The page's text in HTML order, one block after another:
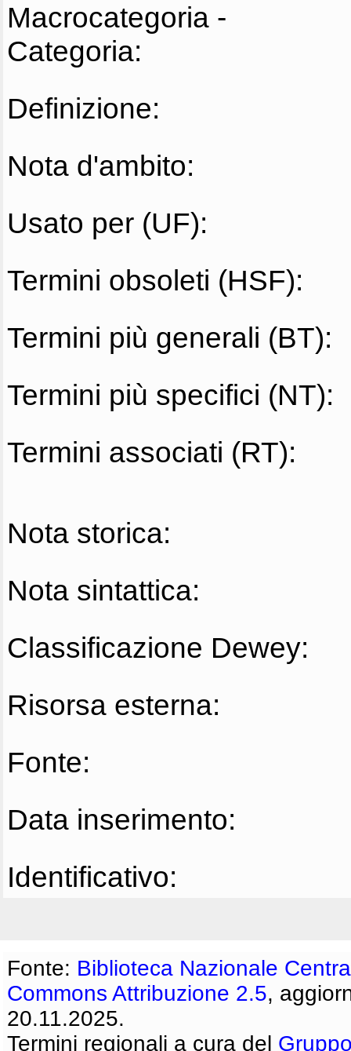
Macrocategoria -
Categoria:
Definizione:
Nota d'ambito:
Usato per (UF):
Termini obsoleti (HSF):
Termini più generali (BT):
Termini più specifici (NT):
Termini associati (RT):
Nota storica:
Nota sintattica:
Classificazione Dewey:
Risorsa esterna:
Fonte:
Data inserimento:
Identificativo:
Fonte: Biblioteca Nazionale
Commons Attribuzione 2.5,
20.11.2025.
Termini regionali a cura del